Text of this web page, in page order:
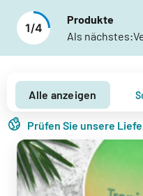
1/4
Produkte
Als nächstes:
Alle anzeigen
Prüfen Sie unsere